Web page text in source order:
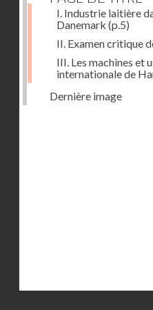
I. Industrie laitière
Danemark (p.5)
II. Examen critique
III. Les machines et
internationale de
Dernière image